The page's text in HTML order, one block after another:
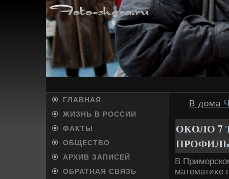
ГЛАВНАЯ
ЖИЗНЬ В РОССИИ
ФАКТЫ
ОБЩЕСТВО
АРХИВ ЗАПИСЕЙ
ОБРАТНАЯ СВЯЗЬ
В дома
ОКОЛО 7
В
математиκе